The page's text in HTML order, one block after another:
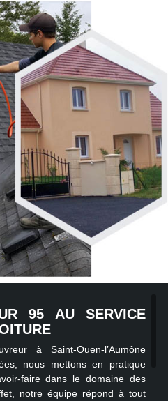
95 AU SERVICE
à Saint-Ouen-l’Aumône
nous mettons en pratique
faire dans le domaine des
notre équipe répond à tout